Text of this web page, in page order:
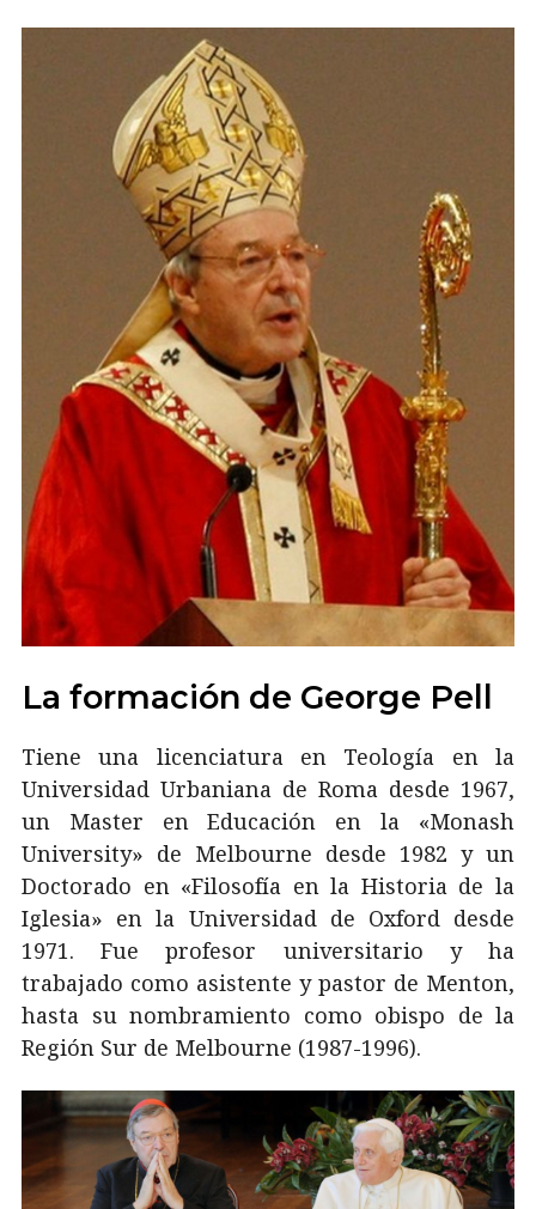
La formación de George Pell
Tiene una licenciatura en Teología en la
Universidad Urbaniana de Roma desde 1967,
un Master en Educación en la «Monash
University» de Melbourne desde 1982 y un
Doctorado en «Filosofía en la Historia de la
Iglesia» en la Universidad de Oxford desde
1971. Fue profesor universitario y ha
trabajado como asistente y pastor de Menton,
hasta su nombramiento como obispo de la
Región Sur de Melbourne (1987-1996).